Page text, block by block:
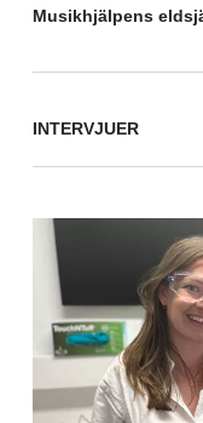
Musikhjälpens
INTERVJUER